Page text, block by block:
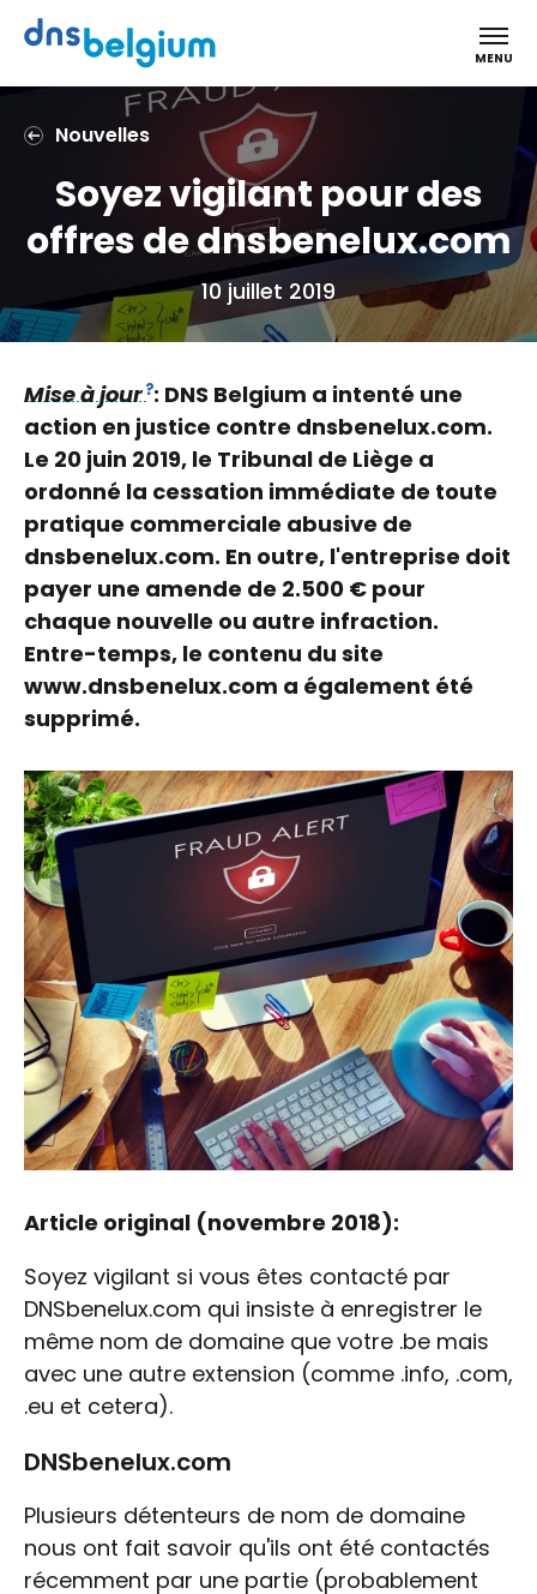
DNS Belgium
MENU
Nouvelles
Soyez vigilant pour des
offres de dnsbenelux.com
10 juillet 2019
Mise à jour: DNS Belgium a intenté une
action en justice contre dnsbenelux.com.
Le 20 juin 2019, le Tribunal de Liège a
ordonné la cessation immédiate de toute
pratique commerciale abusive de
dnsbenelux.com. En outre, l'entreprise doit
payer une amende de 2.500 € pour
chaque nouvelle ou autre infraction.
Entre-temps, le contenu du site
www.dnsbenelux.com a également été
supprimé.
Article original (novembre 2018):
Soyez vigilant si vous êtes contacté par
DNSbenelux.com qui insiste à enregistrer le
même nom de domaine que votre .be mais
avec une autre extension (comme .info, .com,
.eu et cetera).
DNSbenelux.com
Plusieurs détenteurs de nom de domaine
nous ont fait savoir qu'ils ont été contactés
récemment par une partie (probablement